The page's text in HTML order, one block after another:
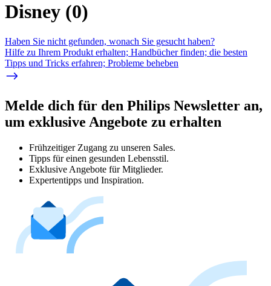
Disney (0)
Haben Sie nicht gefunden, wonach Sie gesucht haben?
Hilfe zu Ihrem Produkt erhalten; Handbücher finden; die besten
Tipps und Tricks erfahren; Probleme beheben
Melde dich für den Philips Newsletter an,
um exklusive Angebote zu erhalten
Frühzeitiger Zugang zu unseren Sales.
Tipps für einen gesunden Lebensstil.
Exklusive Angebote für Mitglieder.
Expertentipps und Inspiration.